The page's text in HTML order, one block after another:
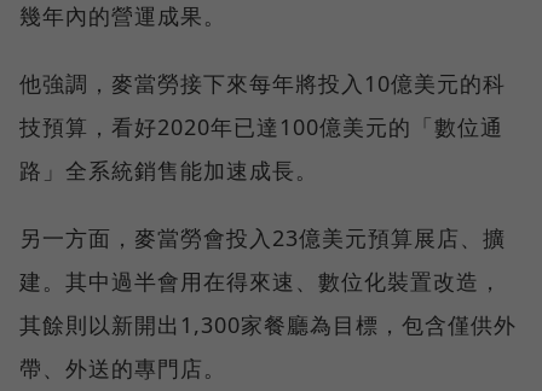
幾年內的營運成果。
他強調，麥當勞接下來每年將投入10億美元的科
技預算，看好2020年已達100億美元的「數位通
路」全系統銷售能加速成長。
另一方面，麥當勞會投入23億美元預算展店、擴
建。其中過半會用在得來速、數位化裝置改造，
其餘則以新開出1,300家餐廳為目標，包含僅供外
帶、外送的專門店。